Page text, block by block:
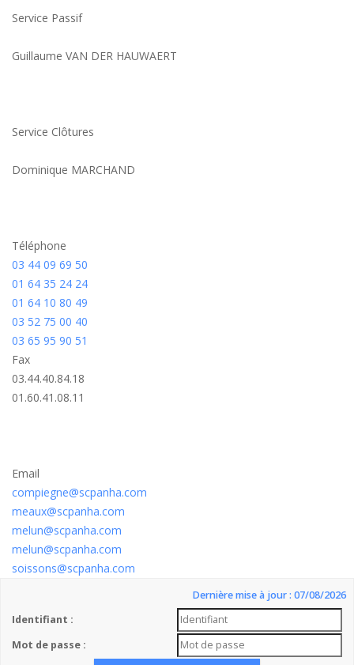
Service Passif
Guillaume VAN DER HAUWAERT
Service Clôtures
Dominique MARCHAND
Téléphone
03 44 09 69 50
01 64 35 24 24
01 64 10 80 49
03 52 75 00 40
03 65 95 90 51
Fax
03.44.40.84.18
01.60.41.08.11
Email
compiegne@scpanha.com
meaux@scpanha.com
melun@scpanha.com
melun@scpanha.com
soissons@scpanha.com
Dernière mise à jour : 07/08/2026
Identifiant :
Mot de passe :